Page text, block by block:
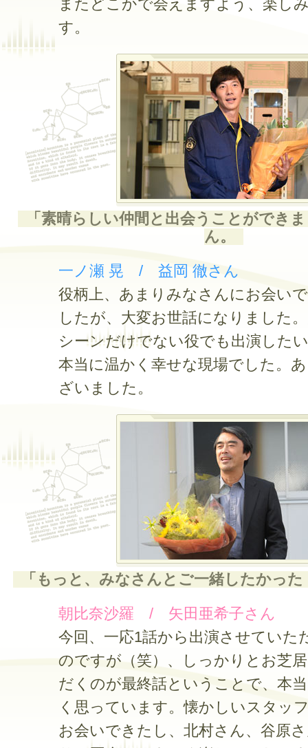
またどこかで会えますよう、楽し
す。
「素晴らしい仲間と出会うことができ
ん。
一ノ瀬 晃 / 益岡 徹さん
役柄上、あまりみなさんにお会い
したが、大変お世話になりました
シーンだけでない役でも出演した
本当に温かく幸せな現場でした。
ざいました。
「もっと、みなさんとご一緒したかっ
朝比奈沙羅 / 矢田亜希子さん
今回、一応1話から出演させていた
のですが（笑）、しっかりとお芝
だくのが最終話ということで、本
く思っています。懐かしいスタッ
お会いできたし、北村さん、谷原